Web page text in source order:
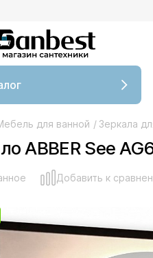
для ванной / Зеркала
ABBER See
Добавить к